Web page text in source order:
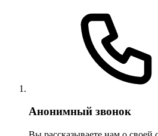
Анонимный звонок